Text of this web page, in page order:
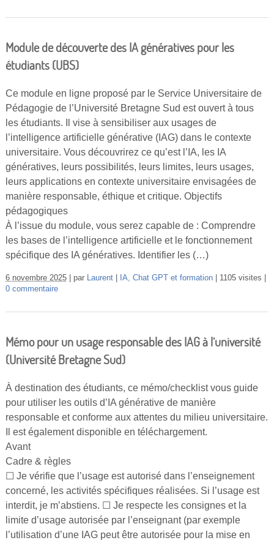
Module de découverte des IA génératives pour les
étudiants (UBS)
Ce module en ligne proposé par le Service Universitaire de
Pédagogie de l’Université Bretagne Sud est ouvert à tous
les étudiants. Il vise à sensibiliser aux usages de
l’intelligence artificielle générative (IAG) dans le contexte
universitaire. Vous découvrirez ce qu’est l’IA, les IA
génératives, leurs possibilités, leurs limites, leurs usages,
leurs applications en contexte universitaire envisagées de
manière responsable, éthique et critique. Objectifs
pédagogiques
À l’issue du module, vous serez capable de : Comprendre
les bases de l’intelligence artificielle et le fonctionnement
spécifique des IA génératives. Identifier les (…)
6 novembre 2025 par Laurent IA, Chat GPT et formation
1105 visites
0 commentaire
Mémo pour un usage responsable des IAG à l’université
(Université Bretagne Sud)
À destination des étudiants, ce mémo/checklist vous guide
pour utiliser les outils d’IA générative de manière
responsable et conforme aux attentes du milieu universitaire.
Il est également disponible en téléchargement.
Avant
Cadre & règles
☐ Je vérifie que l’usage est autorisé dans l’enseignement
concerné, les activités spécifiques réalisées. Si l’usage est
interdit, je m’abstiens. ☐ Je respecte les consignes et la
limite d’usage autorisée par l’enseignant (par exemple
l’utilisation d’une IAG peut être autorisée pour la mise en